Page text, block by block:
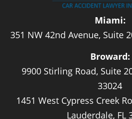
Miami:
351 NW 42nd Avenue, Suite
Broward:
9900 Stirling Road, Suite
33024
1451 West Cypress Creek
Lauderdale, FL